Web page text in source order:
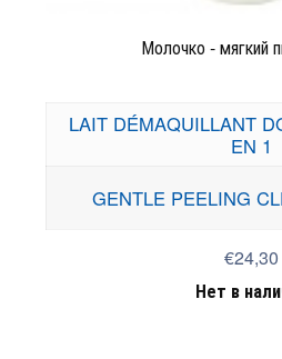
Молочко - мягкий
LAIT DÉMAQUILLANT
EN 1
GENTLE PEELING
€24,30
Нет в